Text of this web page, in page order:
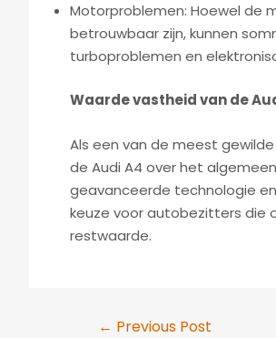
Motorproblemen: Hoewel de
betrouwbaar zijn, kunnen
turboproblemen en
Waarde vastheid van de
Als een van de meest
de Audi A4 over het
geavanceerde technologie
keuze voor autobezitters die
restwaarde.
Post← Previous Post